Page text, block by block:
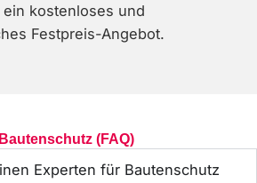
kostenloses und
Festpreis-Angebot.
(FAQ)
Experten für Bautenschutz